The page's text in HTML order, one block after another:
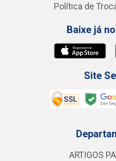
Política de
Baixe já
Site
ARTIGOS